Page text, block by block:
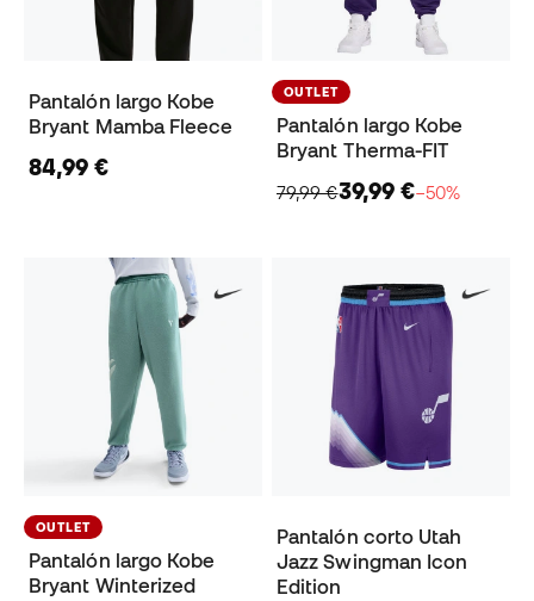
Pantalón largo Kobe
Bryant Mamba Fleece
84,99 €
OUTLET
Pantalón largo Kobe
Bryant Therma-FIT
79,99 €39,99 €−50%
OUTLET
Pantalón largo Kobe
Bryant Winterized
Pantalón corto Utah
Jazz Swingman Icon
Edition